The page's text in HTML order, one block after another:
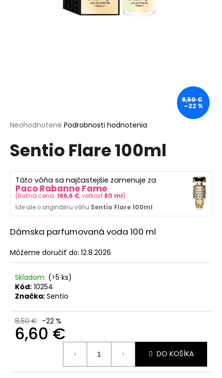
Priemerné
produktu
je
z
hviezdičiek.
Neohodnotené Podrobnosti hodnotenia
Sentio Flare 100ml
Táto vôňa sa najčastejšie zamenuje za
Paco Rabanne Fame
(Bežná cena: 166,6 €, veľkosť 80 ml)
Ide ale o originálnu vôňu Sentio Flare 100ml
Dámska parfumovaná voda 100 ml
Môžeme doručiť do: 12.8.2026
Skladom (>5 ks)
Kód: 10254
Značka:Sentio
8,50 € –22 %
6,60 €
DO KOŠÍKA
8,50 €
–22 %
O
d
p
o
ú
a
e
365
DAYS
FOR
MEN
PARFUM
FEROMÓNMI
ML